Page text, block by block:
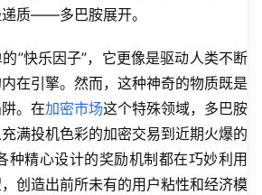
质——多巴胺展开。
”快乐因子”，它更像是驱动人类不断
在引擎。然而，这种神奇的物质既是
。在加密市场这个特殊领域，多巴胺
满投机色彩的加密交易到近期火爆的
种精心设计的奖励机制都在巧妙利用
创造出前所未有的用户粘性和经济模